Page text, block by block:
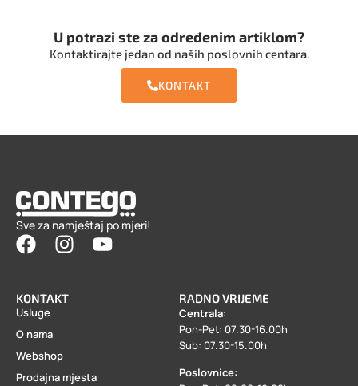
U potrazi ste za određenim artiklom?
Kontaktirajte jedan od naših poslovnih centara.
KONTAKT
Sve za namještaj po mjeri!
KONTAKT
Usluge
O nama
Webshop
Prodajna mjesta
RADNO VRIJEME
Centrala:
Pon-Pet: 07.30-16.00h
Sub: 07.30-15.00h
Poslovnice: